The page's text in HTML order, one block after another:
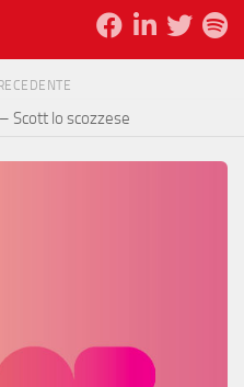
– Scott lo scozzese